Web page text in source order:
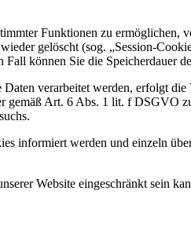
Funktionen zu
gelöscht (sog. „Session-
können Sie die Speicherdauer
Daten verarbeitet werden, erfolgt
Art. 6 Abs. 1 lit. f DSGVO
informiert werden und einzeln
Website eingeschränkt sein